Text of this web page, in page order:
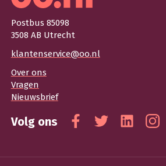
Postbus 85098
3508 AB Utrecht
klantenservice@oo.nl
Over ons
Vragen
Nieuwsbrief
Volg ons
Facebook
Twitter